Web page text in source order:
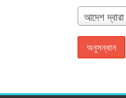
আদেশ দ্বারা
অনুসন্ধান